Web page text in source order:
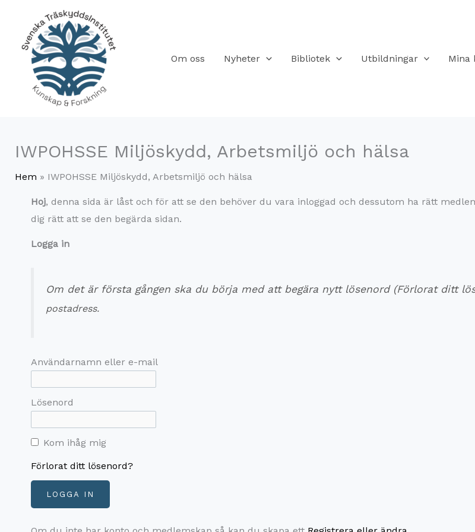
innehåll
Om oss
Nyheter Bibliotek Utbildningar Mina
IWPOHSSE Miljöskydd, Arbetsmiljö och hälsa
Hem IWPOHSSE Miljöskydd, Arbetsmiljö och hälsa
Hoj, denna sida är låst och för att se den behöver du vara inloggad och dessutom ha rätt
dig rätt att se den begärda sidan.
Logga in
Om det är första gången ska du börja med att begära nytt lösenord (Förlorat ditt
postadress.
Användarnamn eller e-mail
Lösenord
Kom ihåg mig
Förlorat ditt lösenord?